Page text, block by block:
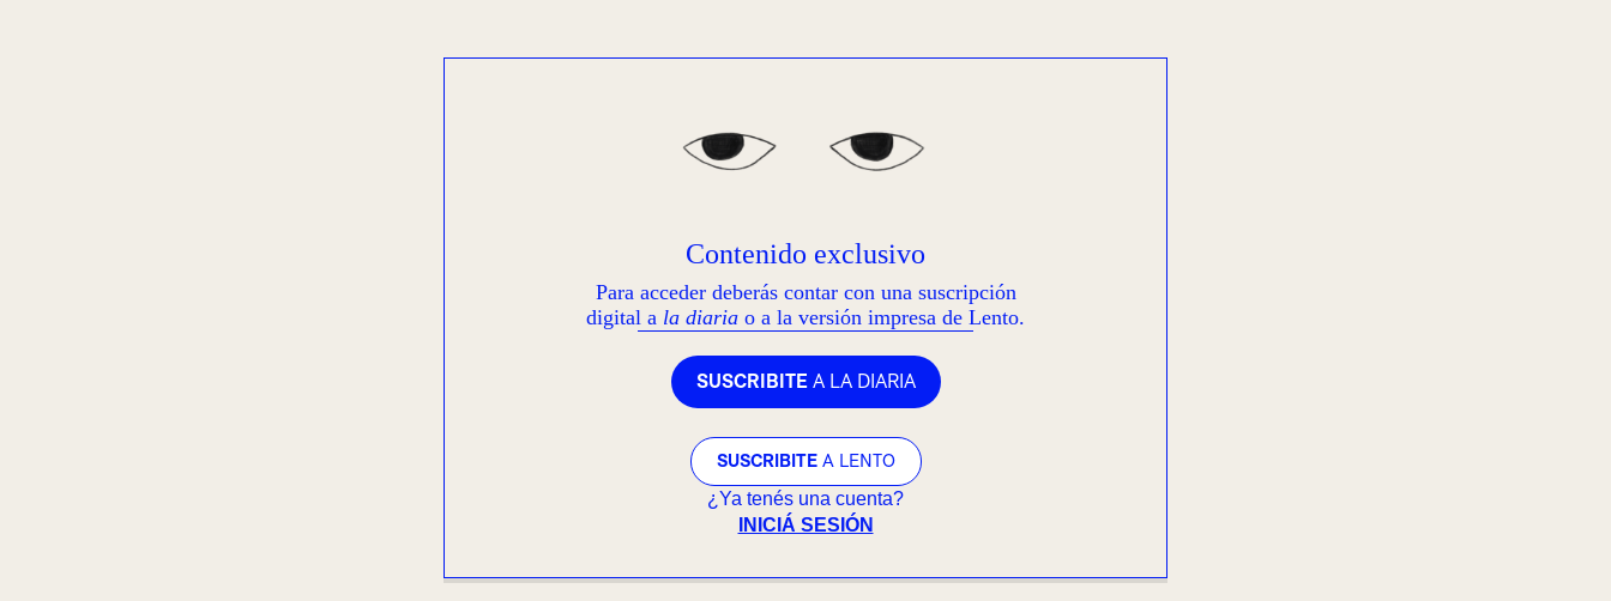
Contenido exclusivo
Para acceder deberás contar con una suscripción
digital a la diaria o a la versión impresa de Lento.
SUSCRIBITEA LA DIARIA
SUSCRIBITEA LENTO
¿Ya tenés una cuenta?
INICIÁ SESIÓN